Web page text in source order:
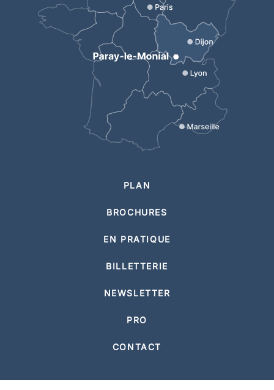
PLAN
BROCHURES
EN PRATIQUE
BILLETTERIE
NEWSLETTER
PRO
CONTACT